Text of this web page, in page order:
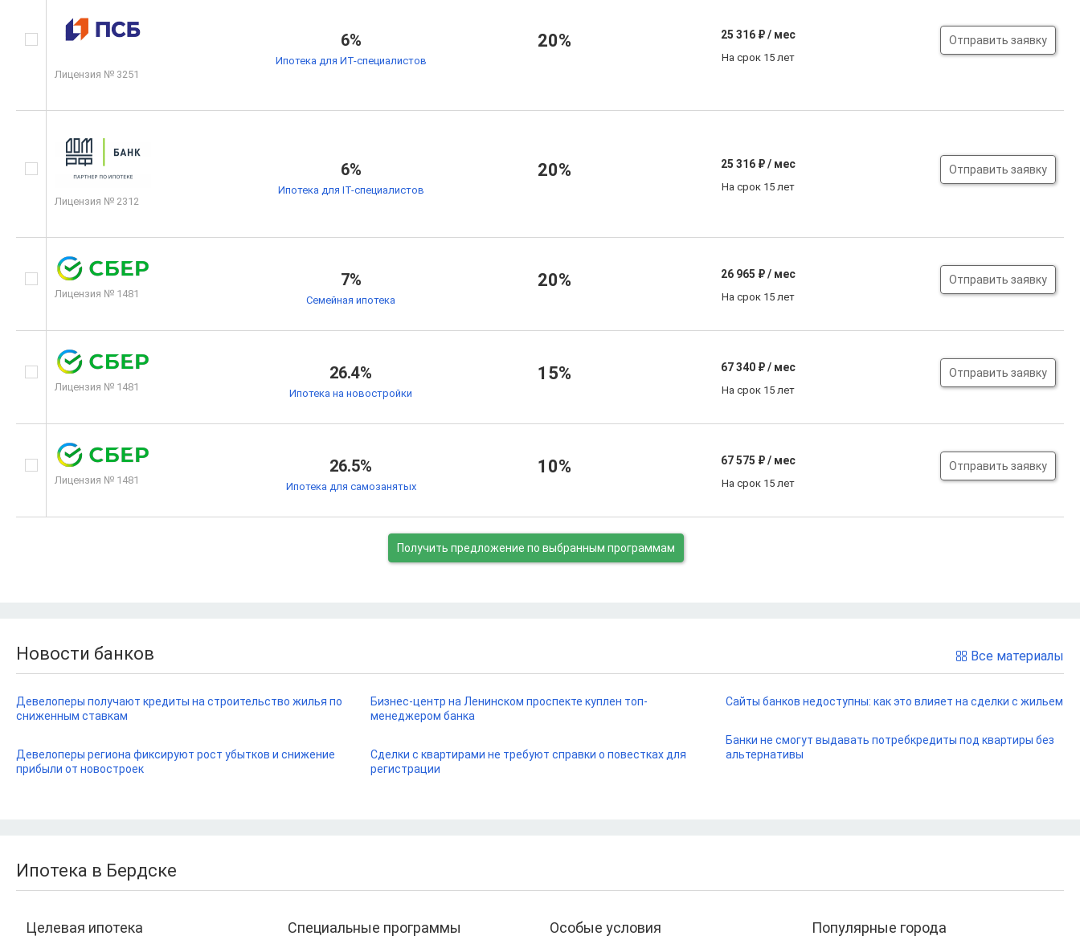
Лицензия № 3251
6%
Ипотека для ИТ-специалистов
20% 25 316₽ / мес
На срок 15 лет
Отправить заявку
Лицензия № 2312
6%
Ипотека для IT-специалистов
20% 25 316₽ / мес
На срок 15 лет
Отправить заявку
Лицензия № 1481
7%
Семейная ипотека
20% 26 965 ₽ / мес
На срок 15 лет
Отправить заявку
Лицензия № 1481
26.4%
Ипотека на новостройки
15% 67 340₽ / мес
На срок 15 лет
Отправить заявку
Лицензия № 1481
26.5%
Ипотека для самозанятых
10% 67 575 ₽ / мес
На срок 15 лет
Отправить заявку
Получить предложение по выбранным программам
Все материалы
Новости банков
Девелоперы получают кредиты на строительство жилья по
сниженным ставкам
Девелоперы региона фиксируют рост убытков и снижение
прибыли от новостроек
Бизнес-центр на Ленинском проспекте куплен топ-
менеджером банка
Сделки с квартирами не требуют справки о повестках для
регистрации
Сайты банков недоступны: как это влияет на сделки с жильем
Банки не смогут выдавать потребкредиты под квартиры без
альтернативы
Ипотека в Бердске
Целевая ипотека Специальные программы Особые условия Популярные города